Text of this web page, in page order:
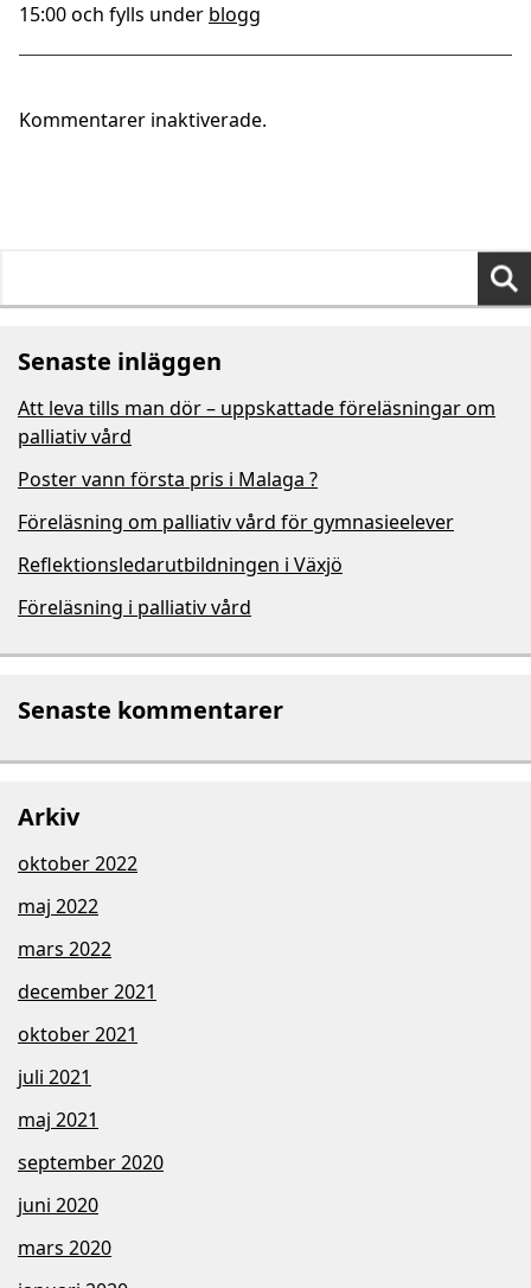
15:00 och fylls under blogg
Kommentarer inaktiverade.
Senaste inläggen
Att leva tills man dör – uppskattade föreläsningar om
palliativ vård
Poster vann första pris i Malaga ?
Föreläsning om palliativ vård för gymnasieelever
Reflektionsledarutbildningen i Växjö
Föreläsning i palliativ vård
Senaste kommentarer
Arkiv
oktober 2022
maj 2022
mars 2022
december 2021
oktober 2021
juli 2021
maj 2021
september 2020
juni 2020
mars 2020